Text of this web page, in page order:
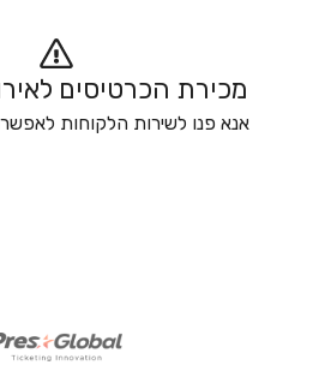
מכירת הכרטיסים
אנא פנו לשירות הלקוחות